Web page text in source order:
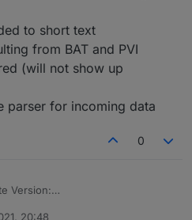
to short text
from BAT and PVI
(will not show up
parser for incoming data
0
Version:
20:48